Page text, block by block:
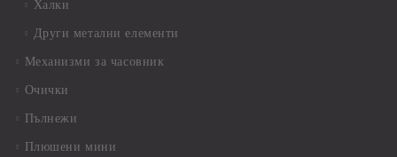
Халки
Други метални елементи
Механизми за часовник
Очички
Пълнежи
Плюшени мини